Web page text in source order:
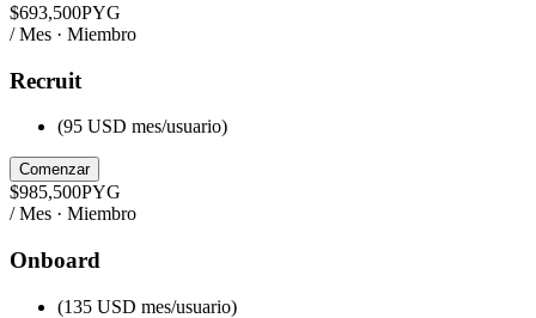
$693,500PYG
/ Mes · Miembro
Recruit
(95 USD mes/usuario)
Comenzar
$985,500PYG
/ Mes · Miembro
Onboard
(135 USD mes/usuario)